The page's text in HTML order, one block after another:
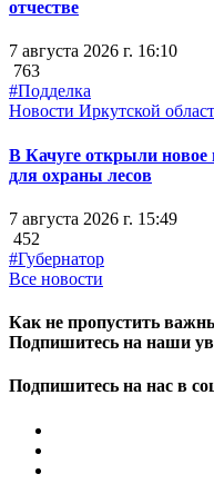
отчестве
7 августа 2026 г. 16:10
763
#Подделка
Новости Иркутской
В Качуге открыли новое
для охраны лесов
7 августа 2026 г. 15:49
452
#Губернатор
Все новости
Как не пропустить
Подпишитесь на наши
Подпишитесь на нас в